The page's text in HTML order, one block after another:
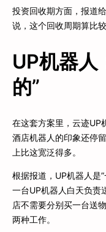
投资回收期方面，报道
说，这个回收周期算比
UP机器人
的”
在这套方案里，云迹UP
酒店机器人的印象还停
上比这宽泛得多。
根据报道，UP机器人是
一台UP机器人白天负责
店不需要分别买一台送
两种工作。